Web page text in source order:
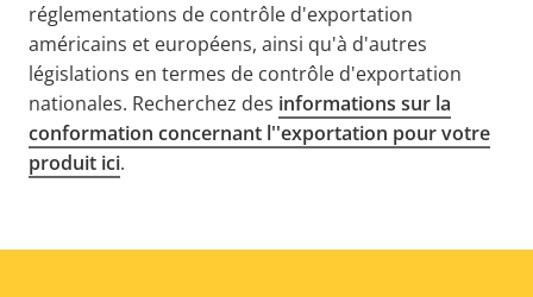
réglementations de contrôle d'exportation
américains et européens, ainsi qu'à d'autres
législations en termes de contrôle d'exportation
nationales. Recherchez des informations sur la
conformation concernant l''exportation pour votre
produit ici.